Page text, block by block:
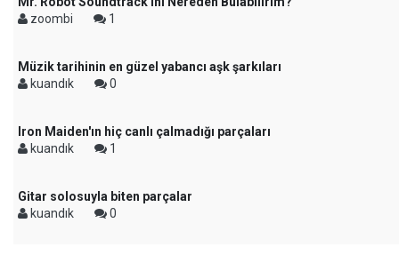
zoombi
1
Müzik tarihinin en güzel yabancı aşk şarkıları
kuandık
0
Iron Maiden'ın hiç canlı çalmadığı parçaları
kuandık
1
Gitar solosuyla biten parçalar
kuandık
0